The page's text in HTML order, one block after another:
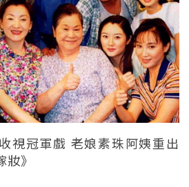
視冠軍戲 老娘素珠阿姨重出
》